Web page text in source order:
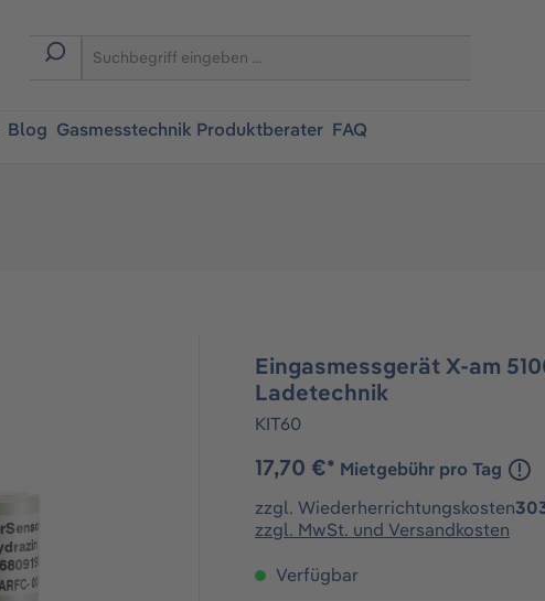
Blog Gasmesstechnik Produktberater FAQ
Eingasmessgerät X-am
Ladetechnik
KIT60
Mietgebühr pro Tag
17,70 €*
zzgl. Wiederherrichtungskosten
zzgl. MwSt. und Versandkosten
Verfügbar